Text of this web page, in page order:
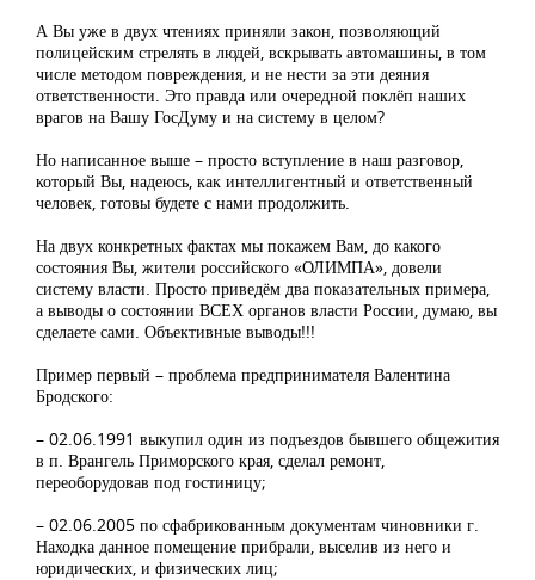
А Вы уже в двух чтениях приняли закон, позволяющий
полицейским стрелять в людей, вскрывать автомашины, в том
числе методом повреждения, и не нести за эти деяния
ответственности. Это правда или очередной поклёп наших
врагов на Вашу ГосДуму и на систему в целом?
Но написанное выше – просто вступление в наш разговор,
который Вы, надеюсь, как интеллигентный и ответственный
человек, готовы будете с нами продолжить.
На двух конкретных фактах мы покажем Вам, до какого
состояния Вы, жители российского «ОЛИМПА», довели
систему власти. Просто приведём два показательных примера,
а выводы о состоянии ВСЕХ органов власти России, думаю, вы
сделаете сами. Объективные выводы!!!
Пример первый – проблема предпринимателя Валентина
Бродского:
– 02.06.1991 выкупил один из подъездов бывшего общежития
в п. Врангель Приморского края, сделал ремонт,
переоборудовав под гостиницу;
– 02.06.2005 по сфабрикованным документам чиновники г.
Находка данное помещение прибрали, выселив из него и
юридических, и физических лиц;